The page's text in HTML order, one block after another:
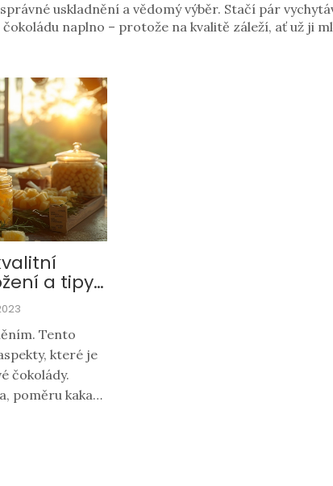
uskladnění a vědomý výběr. Stačí pár
naplno – protože na kvalitě záleží, ať už ji
a tipy
Tento
které je
čokolády.
poměru kakaa,